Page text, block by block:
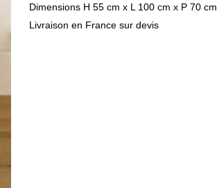
Dimensions H 55 cm x L 100 cm x P 70 cm
Livraison en France sur devis